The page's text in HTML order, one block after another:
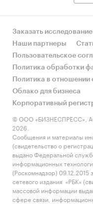
Заказать исследование
Наши партнеры
Пользовательское
Политика обработки
Политика в
Облако для бизнеса
Корпоративный
© ООО «БИЗНЕСПРЕСС»,
2026.
Сообщения и материалы
(свидетельство о
выдано Федеральной
информационных
(Роскомнадзор)
сетевого издания «РБК»
массовой информации
сфере связи,